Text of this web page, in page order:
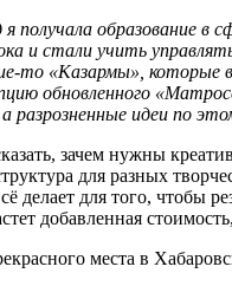
получала образование в
и стали учить
то «Казармы», которые
обновленного
а разрозненные идеи по
зачем нужны
для разных
делает для того, чтобы
добавленная
места в